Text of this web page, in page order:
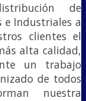
de
e Industriales a
clientes el
alta calidad,
un trabajo
de todos
nuestra